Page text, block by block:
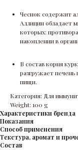
Чеснок содержит
Аллицин обладает
которых:
накоплении в
В состав корня
разгружает печень
пищи.
Категория: Для
Weight: 100 g
Характеристики бренда
Показания
Способ применения
Текстура, аромат и
Состав